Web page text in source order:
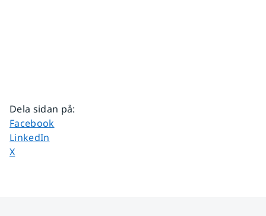
Dela sidan på:
Dela sidan på
Facebook
Dela sidan på
LinkedIn
Dela sidan på
X